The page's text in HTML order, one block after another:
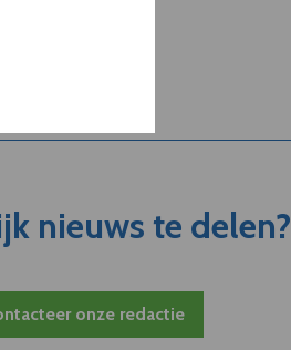
nieuws te delen?
onze redactie